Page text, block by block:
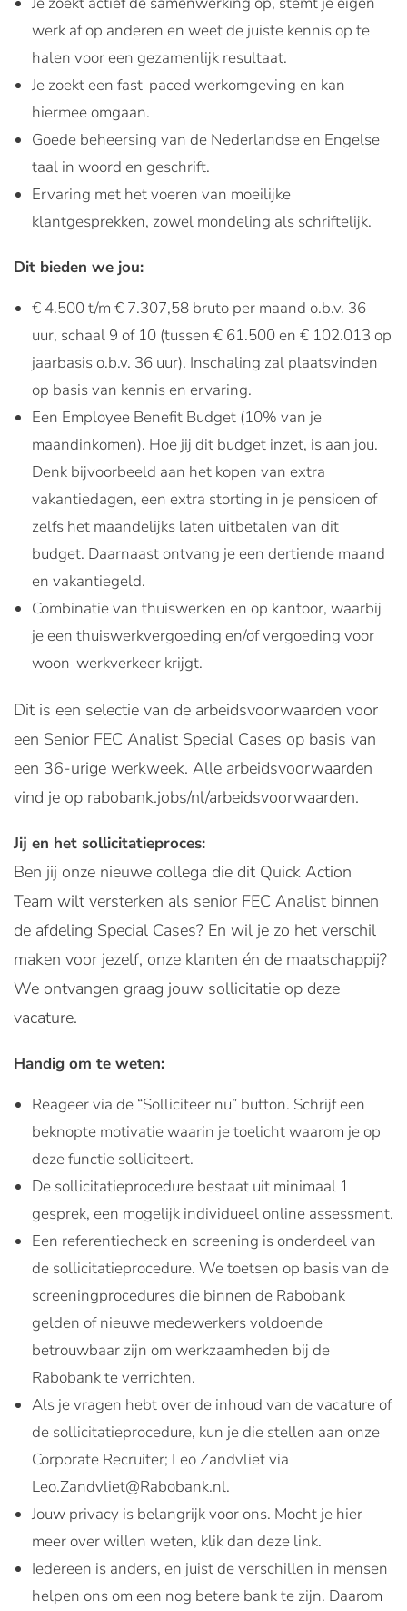
werk af op anderen en weet de juiste kennis op te
halen voor een gezamenlijk resultaat.
Je zoekt een fast-paced werkomgeving en kan
hiermee omgaan.
Goede beheersing van de Nederlandse en Engelse
taal in woord en geschrift.
Ervaring met het voeren van moeilijke
klantgesprekken, zowel mondeling als schriftelijk.
Dit bieden we jou:
€ 4.500 t/m € 7.307,58 bruto per maand o.b.v. 36
uur, schaal 9 of 10 (tussen € 61.500 en € 102.013 op
jaarbasis o.b.v. 36 uur). Inschaling zal plaatsvinden
op basis van kennis en ervaring.
Een Employee Benefit Budget (10% van je
maandinkomen). Hoe jij dit budget inzet, is aan jou.
Denk bijvoorbeeld aan het kopen van extra
vakantiedagen, een extra storting in je pensioen of
zelfs het maandelijks laten uitbetalen van dit
budget. Daarnaast ontvang je een dertiende maand
en vakantiegeld.
Combinatie van thuiswerken en op kantoor, waarbij
je een thuiswerkvergoeding en/of vergoeding voor
woon-werkverkeer krijgt.
Dit is een selectie van de arbeidsvoorwaarden voor
een Senior FEC Analist Special Cases op basis van
een 36-urige werkweek. Alle arbeidsvoorwaarden
vind je op rabobank.jobs/nl/arbeidsvoorwaarden.
Jij en het sollicitatieproces:
Ben jij onze nieuwe collega die dit Quick Action
Team wilt versterken als senior FEC Analist binnen
de afdeling Special Cases? En wil je zo het verschil
maken voor jezelf, onze klanten én de maatschappij?
We ontvangen graag jouw sollicitatie op deze
vacature.
Handig om te weten:
Reageer via de “Solliciteer nu” button. Schrijf een
beknopte motivatie waarin je toelicht waarom je op
deze functie solliciteert.
De sollicitatieprocedure bestaat uit minimaal 1
gesprek, een mogelijk individueel online assessment.
Een referentiecheck en screening is onderdeel van
de sollicitatieprocedure. We toetsen op basis van de
screeningprocedures die binnen de Rabobank
gelden of nieuwe medewerkers voldoende
betrouwbaar zijn om werkzaamheden bij de
Rabobank te verrichten.
Als je vragen hebt over de inhoud van de vacature of
de sollicitatieprocedure, kun je die stellen aan onze
Corporate Recruiter; Leo Zandvliet via
Leo.Zandvliet@Rabobank.nl.
Jouw privacy is belangrijk voor ons. Mocht je hier
meer over willen weten, klik dan deze link.
Iedereen is anders, en juist de verschillen in mensen
helpen ons om een nog betere bank te zijn. Daarom